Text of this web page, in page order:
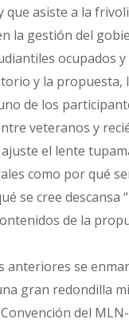
que asiste a la
la gestión del
ocupados
y la propuesta,
de los
veteranos y
el lente
como por qué
se cree descansa
de la
anteriores se
gran redondilla
del